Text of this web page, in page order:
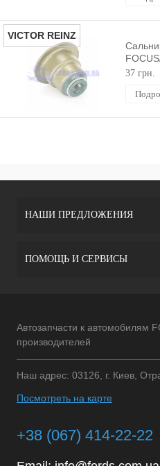
VICTOR REINZ
1995-
37 грн.
НАШИ ПРЕДЛОЖЕНИЯ
ПОМОЩЬ И СЕРВИСЫ
Автозапчасти к автомобилям
производителей
Наш адрес: 03126, г. Киев,
Посмотреть на карте
+38 (067) 414-22-22